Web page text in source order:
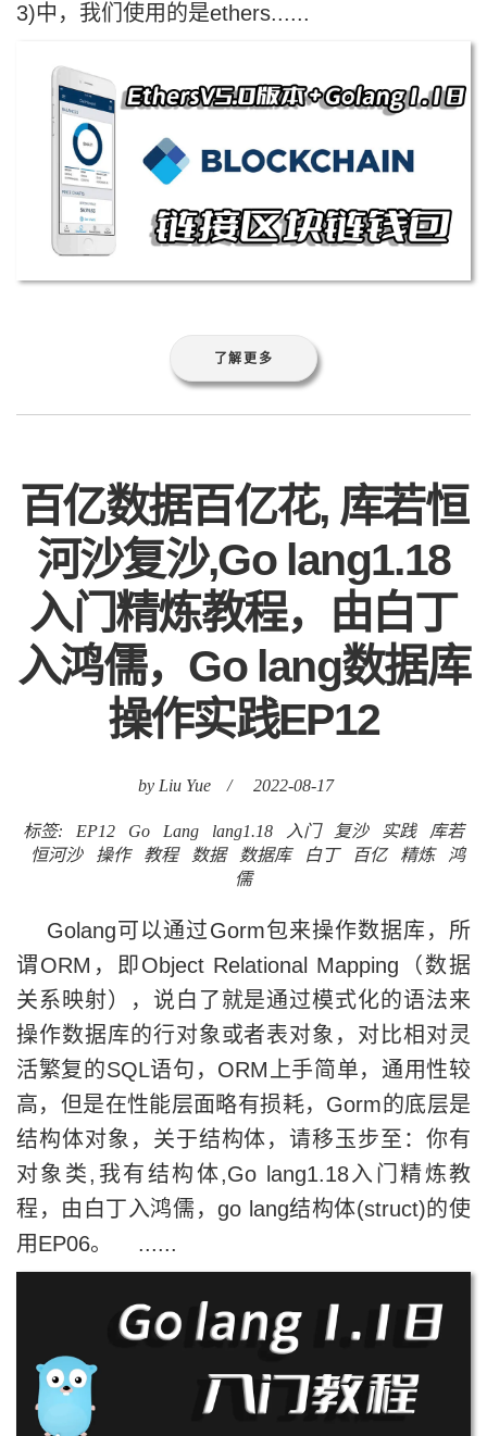
3)中，我们使用的是ethers......
了解更多
百亿数据百亿花, 库若恒
河沙复沙,Go lang1.18
入门精炼教程，由白丁
入鸿儒，Go lang数据库
操作实践EP12
by Liu Yue / 2022-08-17
标签: EP12 Go Lang lang1.18 入门 复沙 实践
库若
恒河沙
操作 教程 数据 数据库 白丁 百亿 精炼
鸿
儒
Golang可以通过Gorm包来操作数据库，所
谓ORM，即Object Relational Mapping（数据
关系映射），说白了就是通过模式化的语法来
操作数据库的行对象或者表对象，对比相对灵
活繁复的SQL语句，ORM上手简单，通用性较
高，但是在性能层面略有损耗，Gorm的底层是
结构体对象，关于结构体，请移玉步至：你有
对象类,我有结构体,Go lang1.18入门精炼教
程，由白丁入鸿儒，go lang结构体(struct)的使
用EP06。 ......